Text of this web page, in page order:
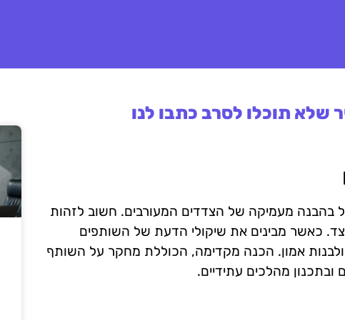
תוכלו לסרב כתבו לנו
בהבנה מעמיקה של הצדדים המעורבים. חשוב לזהות
כאשר מבינים את שיקולי הדעת של השותפים
ולבנות אמון. הכנה מקדימה, הכוללת מחקר על השותף
מהלכים עתידיים.